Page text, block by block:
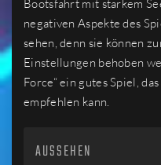
Bootsfahrt mit starkem
negativen Aspekte des
sehen, denn sie können
Einstellungen behoben
Force“ ein gutes Spiel,
empfehlen kann.
AUSSEHEN